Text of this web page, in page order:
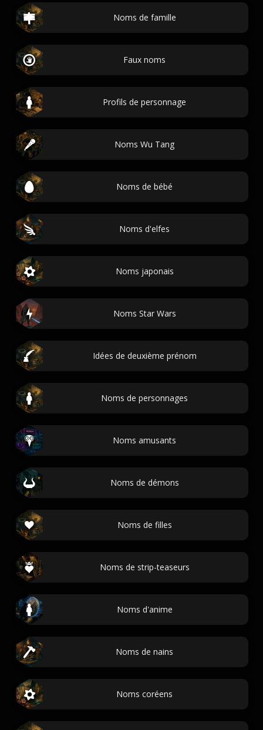
Noms de famille
Faux noms
Profils de personnage
Noms Wu Tang
Noms de bébé
Noms d'elfes
Noms japonais
Noms Star Wars
Idées de deuxième prénom
Noms de personnages
Noms amusants
Noms de démons
Noms de filles
Noms de strip-teaseurs
Noms d'anime
Noms de nains
Noms coréens